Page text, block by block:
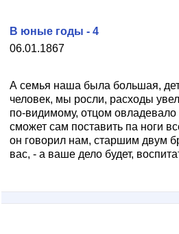
06.01.1867
В юные годы - 4
А семья наша была большая,
человек, мы росли, расходы
по-видимому, отцом овладевало
сможет сам поставить па ноги
он говорил нам, старшим двум
вас, - а ваше дело будет,